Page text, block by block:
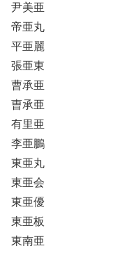
尹美亜
帝亜丸
平亜麗
張亜東
曹承亜
曺承亜
有里亜
李亜鵬
東亜丸
東亜会
東亜優
東亜板
東南亜